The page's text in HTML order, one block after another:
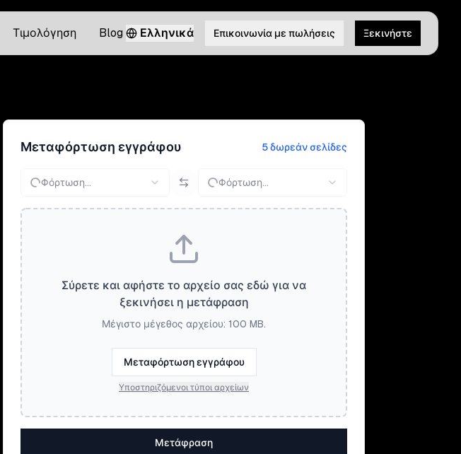
Τιμολόγηση Blog Ελληνικά Επικοινωνία με πωλήσεις Ξεκινήστε
Μεταφόρτωση εγγράφου 5 δωρεάν σελίδες
Φόρτωση... Φόρτωση...
Σύρετε και αφήστε το αρχείο σας εδώ για να
ξεκινήσει η μετάφραση
Μέγιστο μέγεθος αρχείου: 100 MB.
Μεταφόρτωση εγγράφου
Υποστηριζόμενοι τύποι αρχείων
Μετάφραση